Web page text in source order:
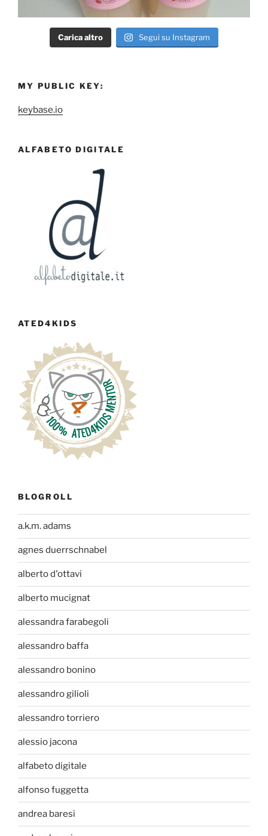
Carica altro Segui su Instagram
MY PUBLIC KEY:
keybase.io
ALFABETO DIGITALE
ATED4KIDS
BLOGROLL
a.k.m. adams
agnes duerrschnabel
alberto d'ottavi
alberto mucignat
alessandra farabegoli
alessandro baffa
alessandro bonino
alessandro gilioli
alessandro torriero
alessio jacona
alfabeto digitale
alfonso fuggetta
andrea baresi